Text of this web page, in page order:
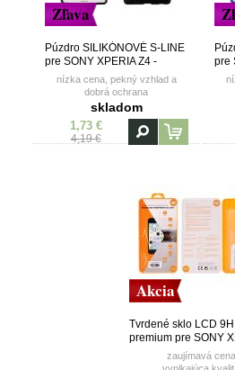
Zľava
Púzdro SILIKÓNOVÉ S-LINE
pre SONY XPERIA Z4 -
čierne
nízka cena, pekný vzhlad a
dobrá ochrana
skladom
1,73 €
4,19 €
pre
Akcia
Tvrdené sklo LCD 9H
premium pre SONY
zaujímavá cena